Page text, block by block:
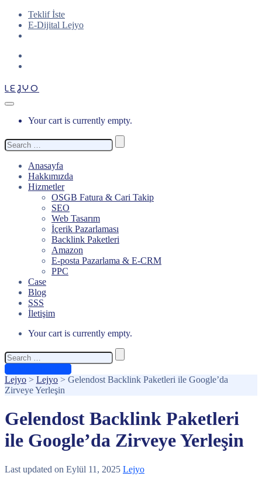
Teklif İste
E-Dijital Lejyo
LEJYO
Your cart is currently empty.
Search
for:
Anasayfa
Hakkımızda
Hizmetler
OSGB Fatura & Cari Takip
SEO
Web Tasarım
İçerik Pazarlaması
Backlink Paketleri
Amazon
E-posta Pazarlama & E-CRM
PPC
Case
Blog
SSS
İletişim
Your cart is currently empty.
Search
for:
Lejyo > Lejyo > Gelendost Backlink Paketleri ile Google’da
Zirveye Yerleşin
Gelendost Backlink Paketleri
ile Google’da Zirveye Yerleşin
Last updated on Eylül 11, 2025 Lejyo